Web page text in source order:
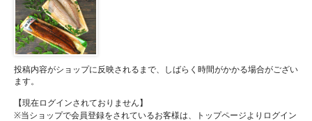
投稿内容がショップに反映されるまで、しばらく時間がかかる場合がござい
ます。
【現在ログインされておりません】
※当ショップで会員登録をされているお客様は、トップページよりログイン